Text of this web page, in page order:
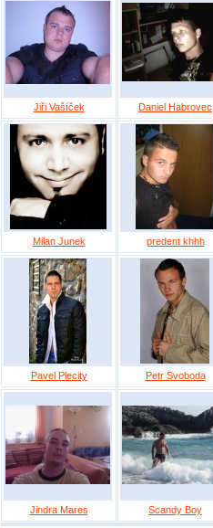
Jiři Vašíček Daniel Habrovec
Milan Junek predent khhh
Pavel Plecity Petr Svoboda
Jindra Mares Scandy Boy